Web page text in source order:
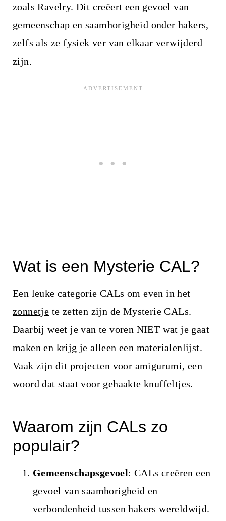
zoals Ravelry. Dit creëert een gevoel van
gemeenschap en saamhorigheid onder hakers,
zelfs als ze fysiek ver van elkaar verwijderd
zijn.
Wat is een Mysterie CAL?
Een leuke categorie CALs om even in het
zonnetje te zetten zijn de Mysterie CALs.
Daarbij weet je van te voren NIET wat je gaat
maken en krijg je alleen een materialenlijst.
Vaak zijn dit projecten voor amigurumi, een
woord dat staat voor gehaakte knuffeltjes.
Waarom zijn CALs zo
populair?
Gemeenschapsgevoel: CALs creëren een
gevoel van saamhorigheid en
verbondenheid tussen hakers wereldwijd.